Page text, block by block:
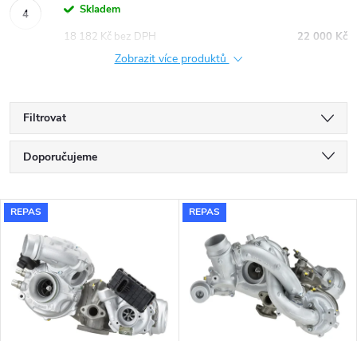
Skladem
22 000 Kč
18 182 Kč bez DPH
Zobrazit více produktů
Filtrovat
Ř
a
z
e
n
Doporučujeme
Nejdražší
Nejprodávanější
Abecedně
V
ý
p
REPAS REPAS